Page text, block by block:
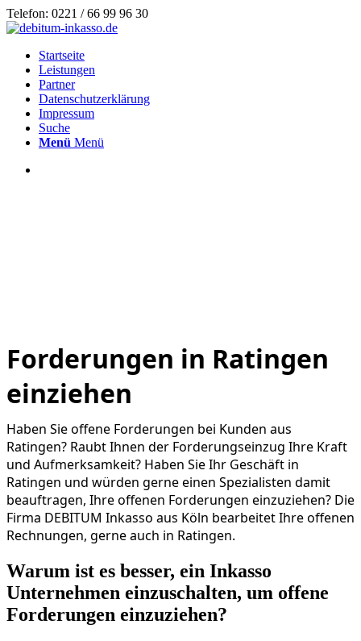
Telefon: 0221 / 66 99 96 30
Startseite
Leistungen
Partner
Datenschutzerklärung
Impressum
Suche
Menü Menü
Forderungen in Ratingen
einziehen
Haben Sie offene Forderungen bei Kunden aus
Ratingen? Raubt Ihnen der Forderungseinzug Ihre Kraft
und Aufmerksamkeit? Haben Sie Ihr Geschäft in
Ratingen und würden gerne einen Spezialisten damit
beauftragen, Ihre offenen Forderungen einzuziehen? Die
Firma DEBITUM Inkasso aus Köln bearbeitet Ihre offenen
Rechnungen, gerne auch in Ratingen.
Warum ist es besser, ein Inkasso
Unternehmen einzuschalten, um offene
Forderungen einzuziehen?